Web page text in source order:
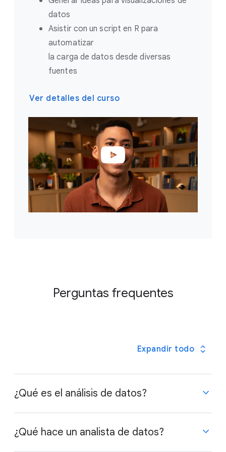
datos
Asistir con un script en R para
automatizar
la carga de datos desde diversas
fuentes
Ver detalles del curso
Perguntas frequentes
Expandir todo
¿Qué es el análisis de datos?
Los datos son un grupo de hechos que pueden
¿Qué hace un analista de datos?